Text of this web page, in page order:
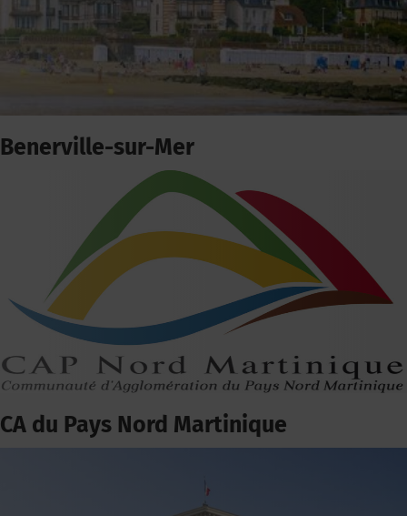
Benerville-sur-Mer
CA du Pays Nord Martinique